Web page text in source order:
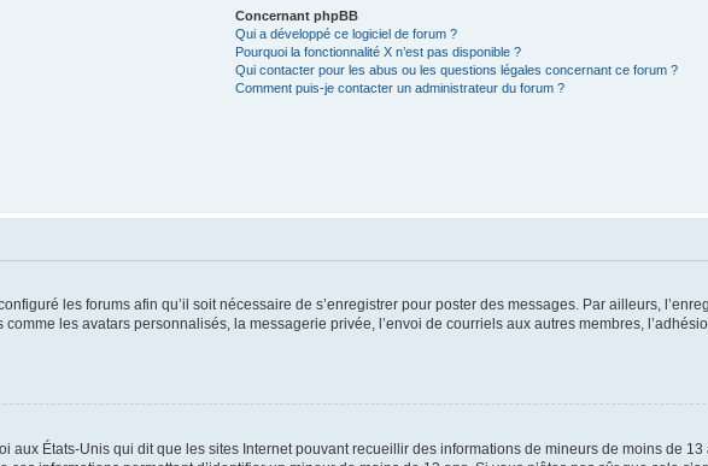
Concernant phpBB
Qui a développé ce logiciel de forum ?
Pourquoi la fonctionnalité X n’est pas disponible ?
Qui contacter pour les abus ou les questions légales concernant ce forum ?
Comment puis-je contacter un administrateur du forum ?
les forums afin qu’il soit nécessaire de s’enregistrer pour poster des messages. Par ailleurs,
les avatars personnalisés, la messagerie privée, l’envoi de courriels aux autres membres,
aux États-Unis qui dit que les sites Internet pouvant recueillir des informations de mineurs de moins de 13